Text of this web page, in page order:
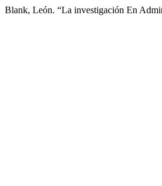
Blank, León. “La investigación En